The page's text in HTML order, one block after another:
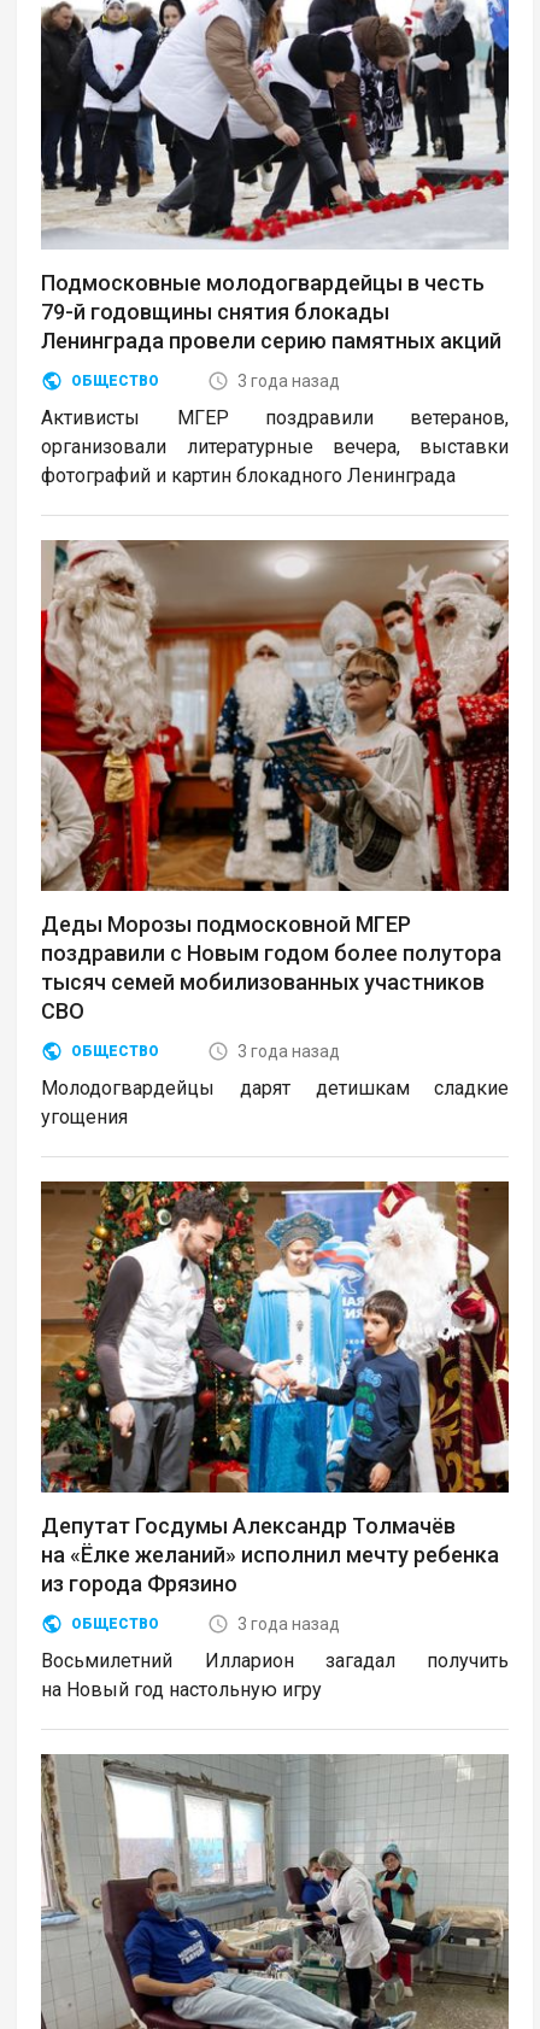
Подмосковные молодогвардейцы в честь
79-й годовщины снятия блокады
Ленинграда провели серию памятных акций
ОБЩЕСТВО 3 года назад
Активисты МГЕР поздравили ветеранов,
организовали литературные вечера, выставки
фотографий и картин блокадного Ленинграда
Деды Морозы подмосковной МГЕР
поздравили с Новым годом более полутора
тысяч семей мобилизованных участников
СВО
ОБЩЕСТВО 3 года назад
Молодогвардейцы дарят детишкам сладкие
угощения
Депутат Госдумы Александр Толмачёв
на «Ёлке желаний» исполнил мечту ребенка
из города Фрязино
ОБЩЕСТВО 3 года назад
Восьмилетний Илларион загадал получить
на Новый год настольную игру